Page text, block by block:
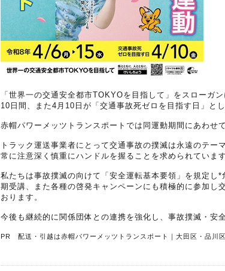
「世界一の交通安全都市TOKYOを目指して」をスローガ
10日間、また4月10日が「交通事故死ゼロを目指す日」と
赤帽パワーメッツトランスポートでは同運動期間にあわせ
トラック運送事業者にとって交通事故の撲滅は永遠のテーマ
常に注意深く慎重にハンドルを握ることを求められています
私たちは事故撲滅の向けて「安全運転基本要領」を規定
期受講、また各種の啓発キャンペーンにも積極的に参加し
おります。
今後も継続的に関係団体との連携を強化し、事故撲滅・安
PR 配送・引越は赤帽パワーメッツトランスポート｜大田区・品川